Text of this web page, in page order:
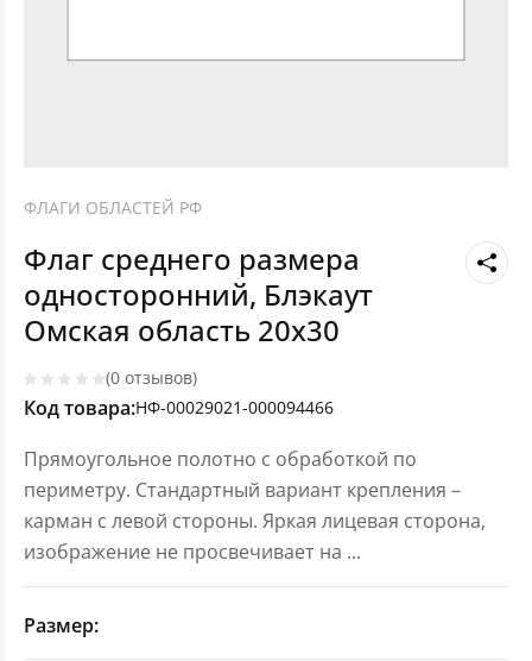
ФЛАГИ ОБЛАСТЕЙ РФ
Флаг среднего размера
односторонний, Блэкаут
Омская область 20х30
(0 отзывов)
Код товара:НФ-00029021-000094466
Прямоугольное полотно с обработкой по
периметру. Стандартный вариант крепления –
карман с левой стороны. Яркая лицевая сторона,
изображение не просвечивает на ...
Размер: